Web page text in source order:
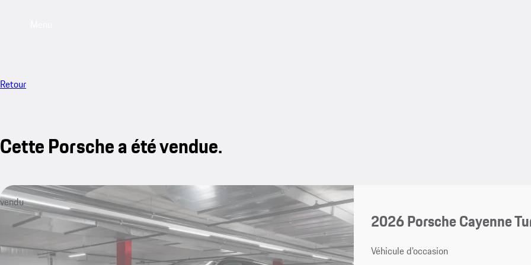
Retour
Cette Porsche a été vendue.
vendu
2026 Porsche Cayenne
Véhicule d'occasion